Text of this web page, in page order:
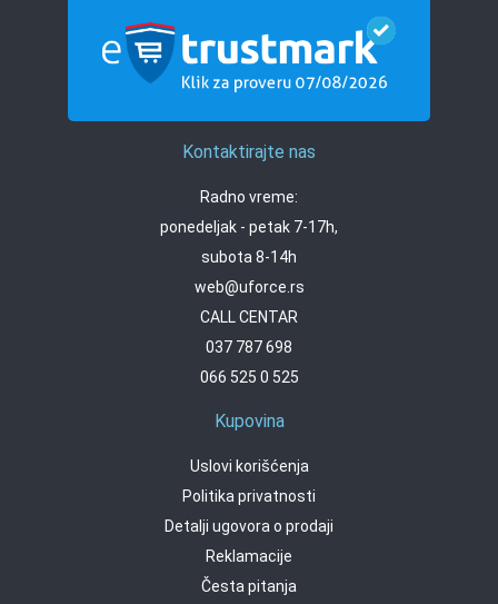
Kontaktirajte nas
Radno vreme:
ponedeljak - petak 7-17h,
subota 8-14h
web@uforce.rs
CALL CENTAR
037 787 698
066 525 0 525
Kupovina
Uslovi korišćenja
Politika privatnosti
Detalji ugovora o prodaji
Reklamacije
Česta pitanja